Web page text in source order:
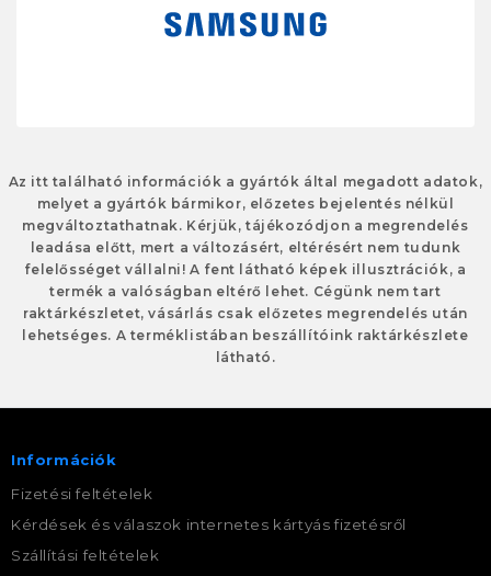
Az itt található információk a gyártók által megadott adatok,
melyet a gyártók bármikor, előzetes bejelentés nélkül
megváltoztathatnak. Kérjük, tájékozódjon a megrendelés
leadása előtt, mert a változásért, eltérésért nem tudunk
felelősséget vállalni! A fent látható képek illusztrációk, a
termék a valóságban eltérő lehet. Cégünk nem tart
raktárkészletet, vásárlás csak előzetes megrendelés után
lehetséges. A terméklistában beszállítóink raktárkészlete
látható.
Információk
Fizetési feltételek
Kérdések és válaszok internetes kártyás fizetésről
Szállítási feltételek